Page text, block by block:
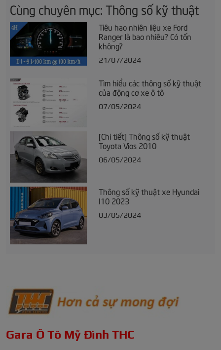
Cùng chuyên mục: Thông số kỹ thuật
Tiêu hao nhiên liệu xe Ford
Ranger là bao nhiêu? Có tốn
không?
21/07/2024
Tìm hiểu các thông số kỹ thuật
của động cơ xe ô tô
07/05/2024
[Chi tiết] Thông số kỹ thuật
Toyota Vios 2010
06/05/2024
Thông số kỹ thuật xe Hyundai
I10 2023
03/05/2024
Gara Ô Tô Mỹ Đình THC